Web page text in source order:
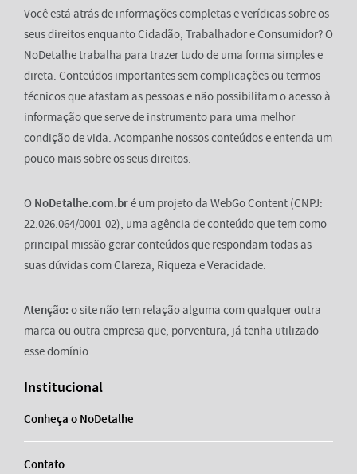
Você está atrás de informações completas e verídicas sobre os
seus direitos enquanto Cidadão, Trabalhador e Consumidor? O
NoDetalhe trabalha para trazer tudo de uma forma simples e
direta. Conteúdos importantes sem complicações ou termos
técnicos que afastam as pessoas e não possibilitam o acesso à
informação que serve de instrumento para uma melhor
condição de vida. Acompanhe nossos conteúdos e entenda um
pouco mais sobre os seus direitos.
O NoDetalhe.com.bré um projeto da WebGo Content (CNPJ:
22.026.064/0001-02), uma agência de conteúdo que tem como
principal missão gerar conteúdos que respondam todas as
suas dúvidas com Clareza, Riqueza e Veracidade.
Atenção: o site não tem relação alguma com qualquer outra
marca ou outra empresa que, porventura, já tenha utilizado
esse domínio.
Institucional
Conheça o NoDetalhe
Contato